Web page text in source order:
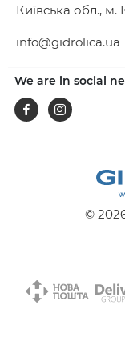
Київська обл.,
info@gidrolica.ua
We are in social
FacebookInstagram
©